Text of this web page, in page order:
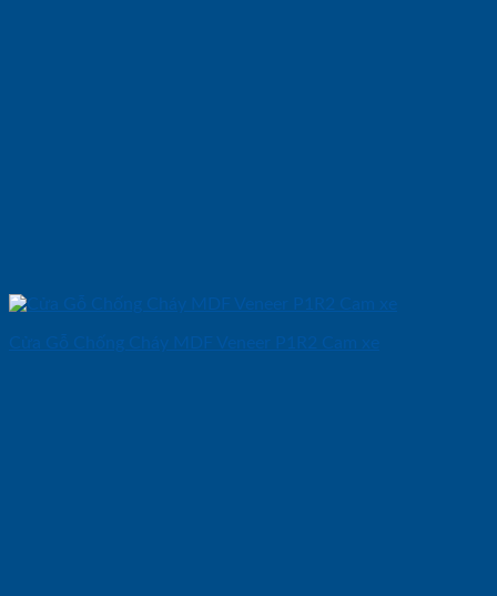
Cửa Gỗ Chống Cháy MDF Veneer P1R2 Cam xe